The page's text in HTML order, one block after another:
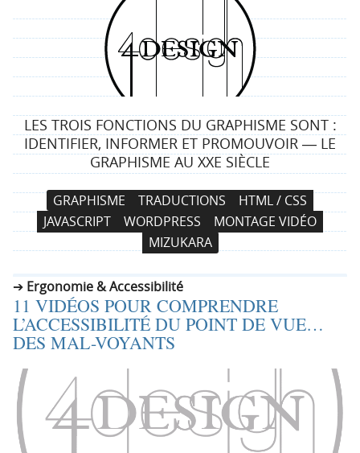
4
d
e
s
i
g
n
LES TROIS FONCTIONS DU GRAPHISME SONT :
IDENTIFIER, INFORMER ET PROMOUVOIR ― LE
GRAPHISME AU XXE SIÈCLE
a
t
i
o
p
a
u
c
o
n
GRAPHISME TRADUCTIONS
HTML / CSS
JAVASCRIPT
WORDPRESS
MONTAGE VIDÉO
MIZUKARA
Ergonomie & Accessibilité
11 VIDÉOS POUR COMPRENDRE
L’ACCESSIBILITÉ DU POINT DE VUE…
DES MAL-VOYANTS